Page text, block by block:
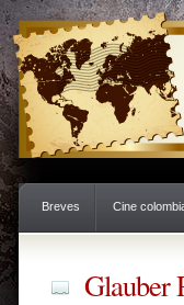
Breves Cine
Glauber